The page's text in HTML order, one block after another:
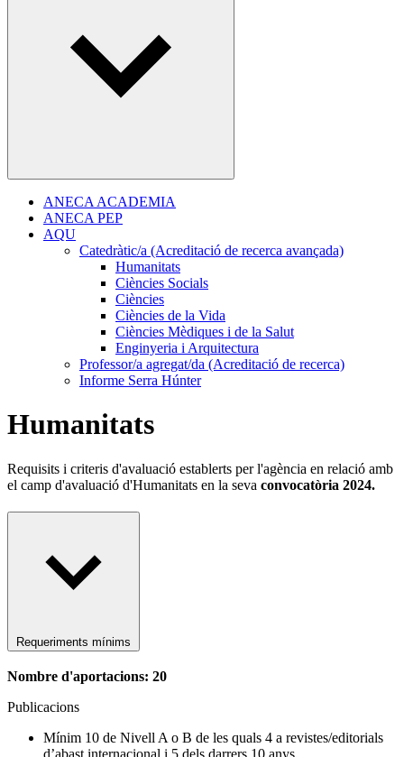
ANECA ACADEMIA
ANECA PEP
AQU
Catedràtic/a (Acreditació de recerca avançada)
Humanitats
Ciències Socials
Ciències
Ciències de la Vida
Ciències Mèdiques i de la Salut
Enginyeria i Arquitectura
Professor/a agregat/da (Acreditació de recerca)
Informe Serra Húnter
Humanitats
Requisits i criteris d'avaluació establerts per l'agència en relació amb
el camp d'avaluació d'Humanitats en la seva convocatòria 2024.
Requeriments mínims
Nombre d'aportacions: 20
Publicacions
Mínim 10 de Nivell A o B de les quals 4 a revistes/editorials
d’abast internacional i 5 dels darrers 10 anys.